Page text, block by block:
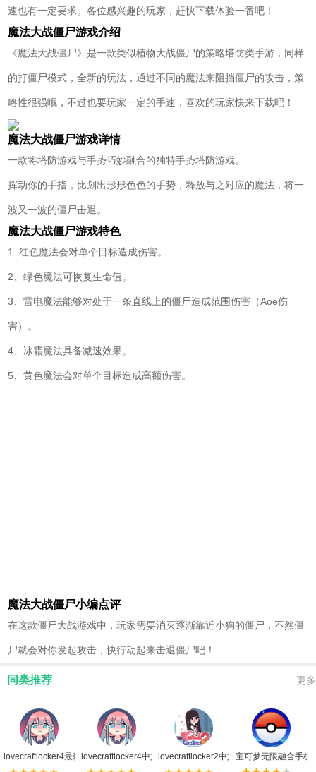
速也有一定要求。各位感兴趣的玩家，赶快下载体验一番吧！
魔法大战僵尸游戏介绍
《魔法大战僵尸》是一款类似植物大战僵尸的策略塔防类手游，同样
的打僵尸模式，全新的玩法，通过不同的魔法来阻挡僵尸的攻击，策
略性很强哦，不过也要玩家一定的手速，喜欢的玩家快来下载吧！
魔法大战僵尸游戏详情
一款将塔防游戏与手势巧妙融合的独特手势塔防游戏。
挥动你的手指，比划出形形色色的手势，释放与之对应的魔法，将一
波又一波的僵尸击退。
魔法大战僵尸游戏特色
1. 红色魔法会对单个目标造成伤害。
2、绿色魔法可恢复生命值。
3、雷电魔法能够对处于一条直线上的僵尸造成范围伤害（Aoe伤
害）。
4、冰霜魔法具备减速效果。
5、黄色魔法会对单个目标造成高额伤害。
魔法大战僵尸小编点评
在这款僵尸大战游戏中，玩家需要消灭逐渐靠近小狗的僵尸，不然僵
尸就会对你发起攻击，快行动起来击退僵尸吧！
同类推荐 更多
lovecraftlocker4最新版无限爱心版
lovecraftlocker4中文版lovecraftlocker2中文版正版宝可梦无限融合手机